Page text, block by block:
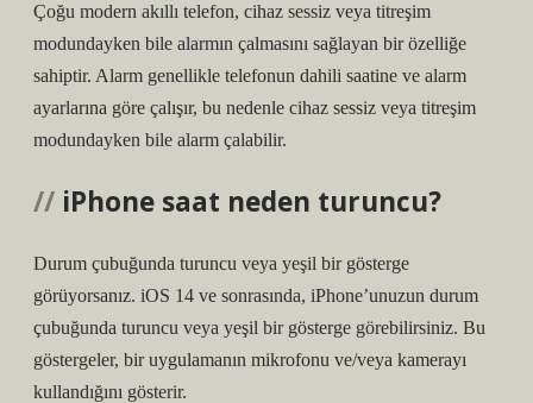
Çoğu modern akıllı telefon, cihaz sessiz veya titreşim
modundayken bile alarmın çalmasını sağlayan bir özelliğe
sahiptir. Alarm genellikle telefonun dahili saatine ve alarm
ayarlarına göre çalışır, bu nedenle cihaz sessiz veya titreşim
modundayken bile alarm çalabilir.
iPhone saat neden turuncu?
Durum çubuğunda turuncu veya yeşil bir gösterge
görüyorsanız. iOS 14 ve sonrasında, iPhone’unuzun durum
çubuğunda turuncu veya yeşil bir gösterge görebilirsiniz. Bu
göstergeler, bir uygulamanın mikrofonu ve/veya kamerayı
kullandığını gösterir.